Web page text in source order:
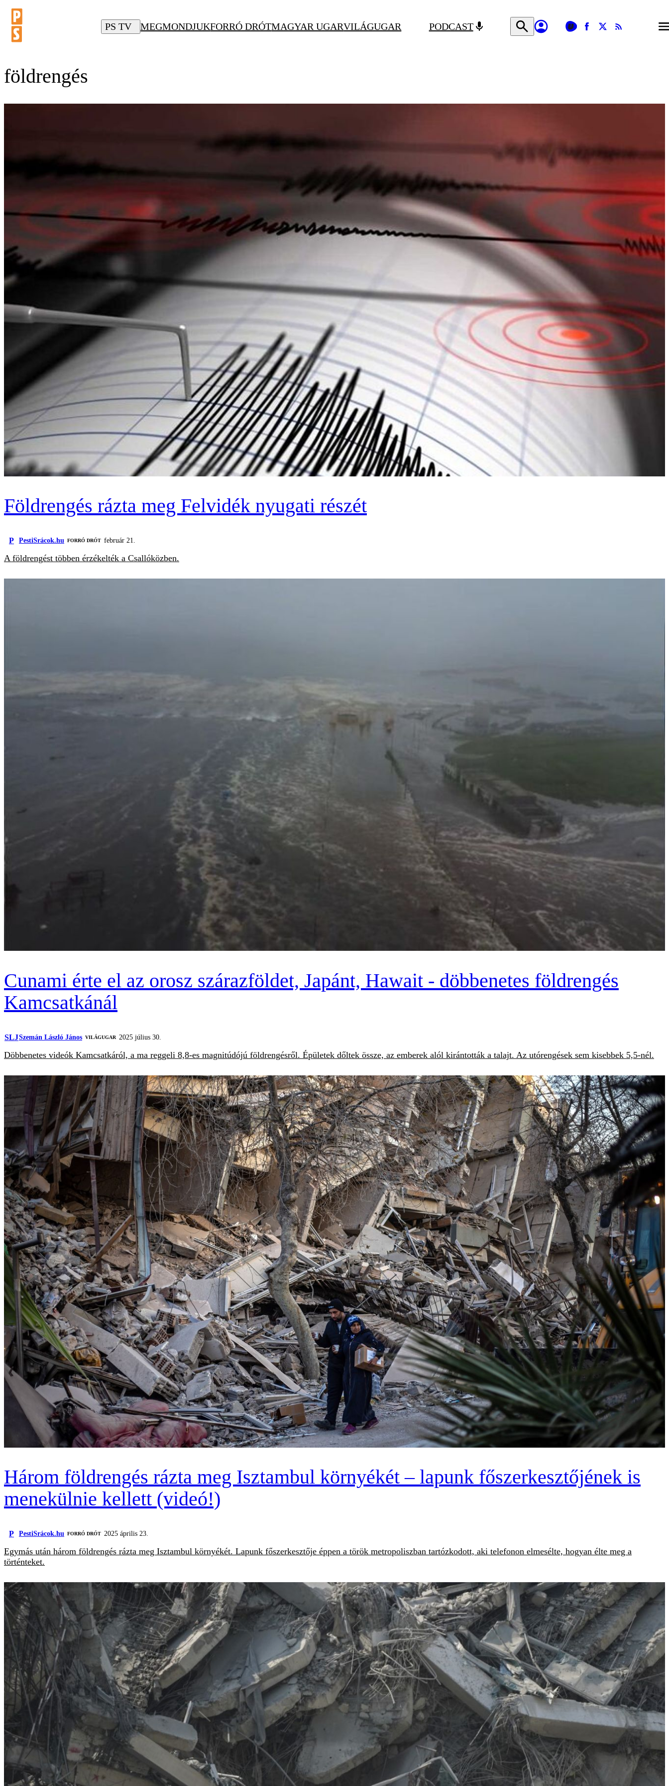
PS TV MEGMONDJUKFORRÓ DRÓTMAGYAR UGARVILÁGUGAR PODCAST
földrengés
Földrengés rázta meg Felvidék nyugati részét
P PestiSrácok.hu FORRÓ DRÓT február 21.
A földrengést többen érzékelték a Csallóközben.
Cunami érte el az orosz szárazföldet, Japánt, Hawait - döbbenetes földrengés
Kamcsatkánál
SLJSzemán László János VILÁGUGAR 2025 július 30.
Döbbenetes videók Kamcsatkáról, a ma reggeli 8,8-es magnitúdójú földrengésről. Épületek dőltek össze, az emberek alól kirántották a talajt. Az utórengések sem kisebbek 5,5-nél.
Három földrengés rázta meg Isztambul környékét – lapunk főszerkesztőjének is
menekülnie kellett (videó!)
P PestiSrácok.hu FORRÓ DRÓT 2025 április 23.
Egymás után három földrengés rázta meg Isztambul környékét. Lapunk főszerkesztője éppen a török metropoliszban tartózkodott, aki telefonon elmesélte, hogyan élte meg a
történteket.